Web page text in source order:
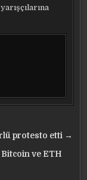
protesto etti →
Bitcoin ve ETH